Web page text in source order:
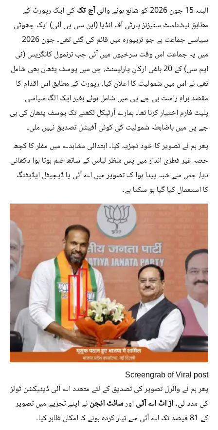
البتہ 15 جون 2026 کو شائع ہونے والی
آج تککی ایک رپورٹ کے
مطابق نیشنلسٹ سٹیزنز پارٹی آف انڈیا (این سی پی آئی) ایک چھوٹی
سیاسی جماعت ہے جو تریپورہ میں قائم کی گئی تھی۔ جون 2026
میں یہ جماعت اس وقت سرخیوں میں آئی جب ترنمول کانگریس (ٹی
ایم سی) کے 20 باغی ارکانِ پارلیمنٹ، جن میں یوسف پٹھان بھی شامل
تھے، نے اس میں شمولیت کا اعلان کیا۔ رپورٹ کے مطابق اس اقدام کا
مقصد براہِ راست بی جے پی میں شامل ہوئے بغیر ایک الگ سیاسی
پلیٹ فارم اختیار کرنا تھا۔ ہمارے آرٹیکل لکھنے تک یوسف پٹھان کی بی
جے پی میں باضابطہ شمولیت کی کوئی آفیشل تصدیق نہیں ملی۔
پھر ہم نے تصویر کا خود تجزیہ کیا۔ ابتدائی مشاہدے میں مفلر کا کچھ
حصہ غیر فطری انداز میں پس منظر لباس کے ساتھ ضم ہوتا ہوا دکھائی
دیا، جس سے شبہ پیدا ہوا کہ تصویر میں اے آئی یا ڈیجیٹل ایڈیٹنگ
کا استعمال کیا گیا ہو سکتا ہے۔
Screengrab of Viral post
پھر ہم نے وائرل تصویر کی تصدیق کے لئے متعدد اے آئی ڈیٹیکشن ٹولز
کی مدد لی۔از اٹ اے آئی اورسائٹ انجننے اپنے تجزیے میں تصویر
کے 81 فیصد تک اے آئی سے تیار کردہ ہونے کا امکان ظاہر کیا۔